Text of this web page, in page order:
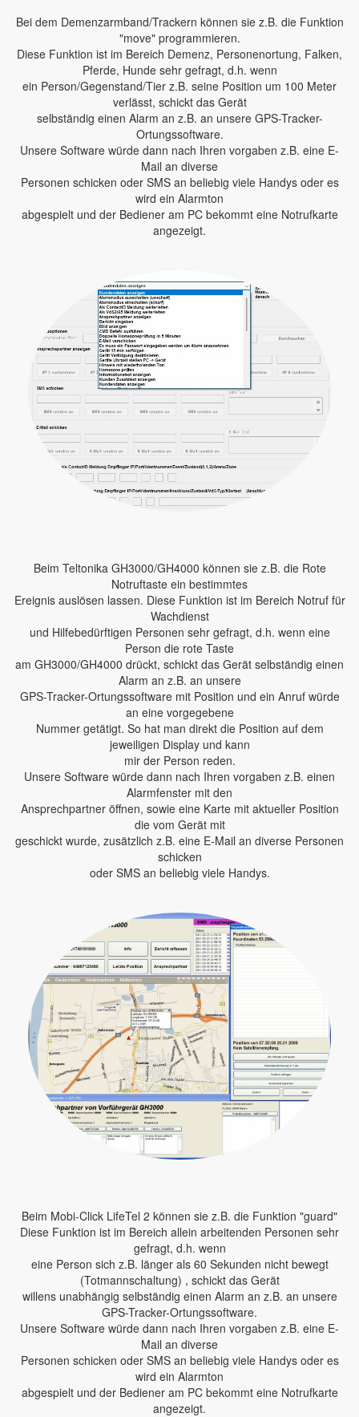
Bei dem Demenzarmband/Trackern können sie z.B. die Funktion
"move" programmieren.
Diese Funktion ist im Bereich Demenz, Personenortung, Falken,
Pferde, Hunde sehr gefragt, d.h. wenn
ein Person/Gegenstand/Tier z.B. seine Position um 100 Meter
verlässt, schickt das Gerät
selbständig einen Alarm an z.B. an unsere GPS-Tracker-
Ortungssoftware.
Unsere Software würde dann nach Ihren vorgaben z.B. eine E-
Mail an diverse
Personen schicken oder SMS an beliebig viele Handys oder es
wird ein Alarmton
abgespielt und der Bediener am PC bekommt eine Notrufkarte
angezeigt.
Beim Teltonika GH3000/GH4000 können sie z.B. die Rote
Notruftaste ein bestimmtes
Ereignis auslösen lassen. Diese Funktion ist im Bereich Notruf für
Wachdienst
und Hilfebedürftigen Personen sehr gefragt, d.h. wenn eine
Person die rote Taste
am GH3000/GH4000 drückt, schickt das Gerät selbständig einen
Alarm an z.B. an unsere
GPS-Tracker-Ortungssoftware mit Position und ein Anruf würde
an eine vorgegebene
Nummer getätigt. So hat man direkt die Position auf dem
jeweiligen Display und kann
mir der Person reden.
Unsere Software würde dann nach Ihren vorgaben z.B. einen
Alarmfenster mit den
Ansprechpartner öffnen, sowie eine Karte mit aktueller Position
die vom Gerät mit
geschickt wurde, zusätzlich z.B. eine E-Mail an diverse Personen
schicken
oder SMS an beliebig viele Handys.
Beim Mobi-Click LifeTel 2 können sie z.B. die Funktion "guard"
Diese Funktion ist im Bereich allein arbeitenden Personen sehr
gefragt, d.h. wenn
eine Person sich z.B. länger als 60 Sekunden nicht bewegt
(Totmannschaltung) , schickt das Gerät
willens unabhängig selbständig einen Alarm an z.B. an unsere
GPS-Tracker-Ortungssoftware.
Unsere Software würde dann nach Ihren vorgaben z.B. eine E-
Mail an diverse
Personen schicken oder SMS an beliebig viele Handys oder es
wird ein Alarmton
abgespielt und der Bediener am PC bekommt eine Notrufkarte
angezeigt.